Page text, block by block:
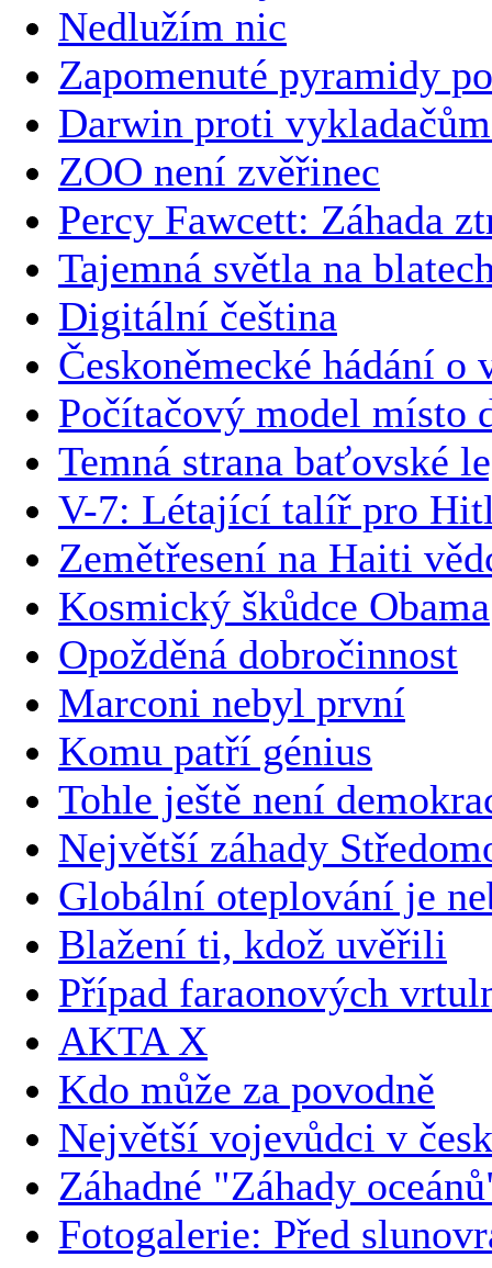
Nedlužím nic
Zapomenuté pyramidy
Darwin proti
ZOO není zvěřinec
Percy Fawcett: Záhada
Tajemná světla na
Digitální čeština
Českoněmecké hádání
Počítačový model místo
Temná strana baťovské
V-7: Létající talíř pro
Zemětřesení na Haiti
Kosmický škůdce Obama
Opožděná dobročinnost
Marconi nebyl první
Komu patří génius
Tohle ještě není
Největší záhady
Globální oteplování je
Blažení ti, kdož uvěřili
Případ faraonových
AKTA X
Kdo může za povodně
Největší vojevůdci v
Záhadné "Záhady
Fotogalerie: Před